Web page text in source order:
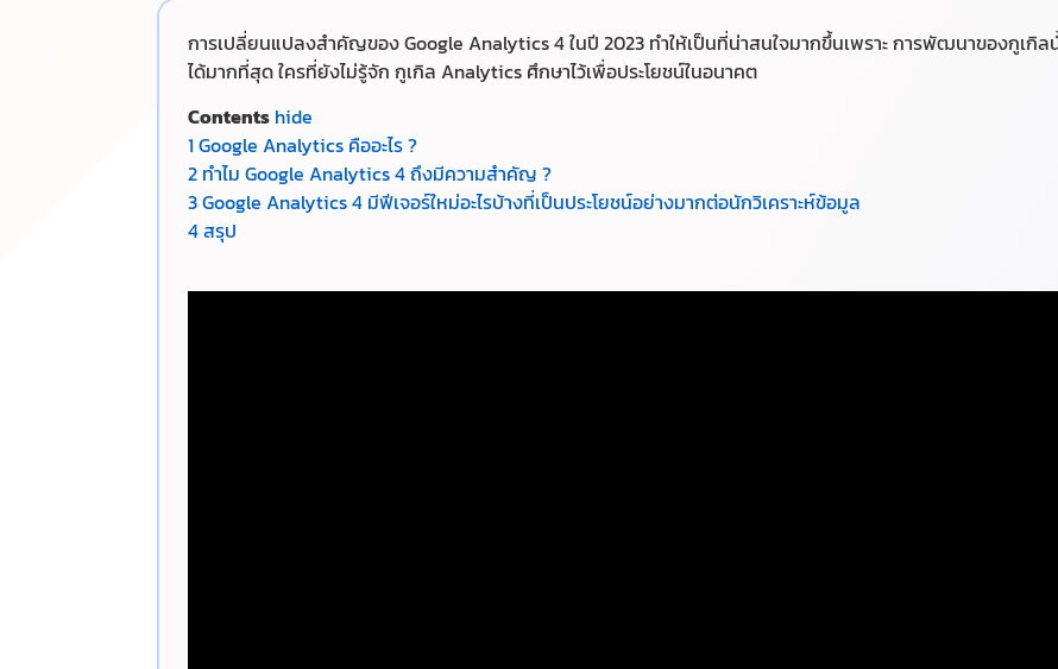
การเปลี่ยนแปลงสำคัญของ Google Analytics 4 ในปี 2023 ทำให้เป็นที่น่าสนใจมากขึ้นเพราะ การพัฒนาของกูเกิล
ได้มากที่สุด ใครที่ยังไม่รู้จัก กูเกิล Analytics ศึกษาไว้เพื่อประโยชน์ในอนาคต
Contents hide
1 Google Analytics คืออะไร ?
2 ทำไม Google Analytics 4 ถึงมีความสำคัญ ?
3Google Analytics 4 มีฟีเจอร์ใหม่อะไรบ้างที่เป็นประโยชน์อย่างมากต่อนักวิเคราะห์ข้อมูล
4สรุป